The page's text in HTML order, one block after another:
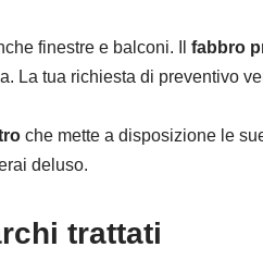
finestre e balconi. Il fabbro
tua richiesta di preventivo
che mette a disposizione le
deluso.
trattati